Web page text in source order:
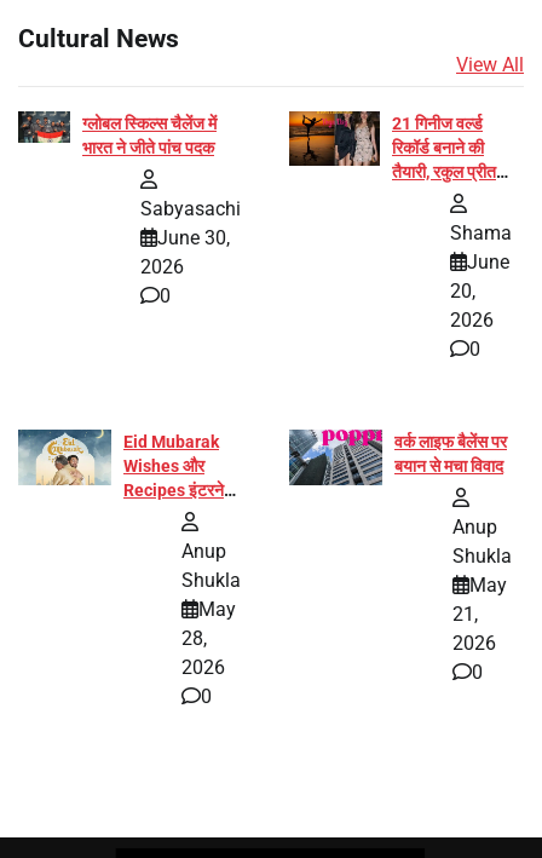
Cultural News
View All
ग्लोबल स्किल्स चैलेंज में
भारत ने जीते पांच पदक
Sabyasachi
June 30,
2026
0
21 गिनीज वर्ल्ड
रिकॉर्ड बनाने की
तैयारी, रकुल प्रीत
और प्रज्ञा जायसवाल
Shama
June
20,
2026
0
Eid Mubarak
Wishes और
Recipes इंटरनेट
पर हुईं वायरल
Anup
Shukla
May
28,
2026
0
वर्क लाइफ बैलेंस पर
बयान से मचा विवाद
Anup
Shukla
May
21,
2026
0